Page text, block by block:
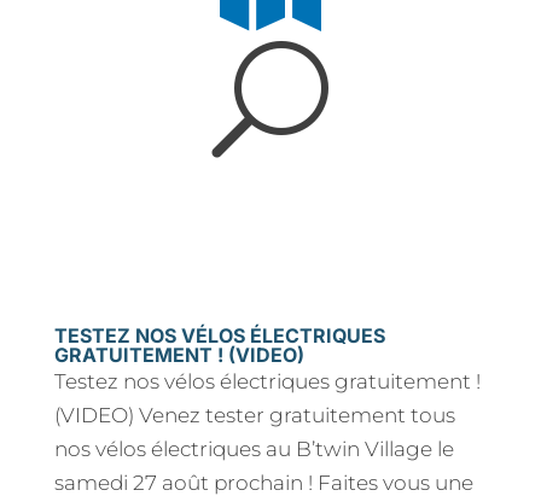
U
TESTEZ NOS VÉLOS ÉLECTRIQUES
GRATUITEMENT ! (VIDEO)
Testez nos vélos électriques gratuitement !
(VIDEO) Venez tester gratuitement tous
nos vélos électriques au B’twin Village le
samedi 27 août prochain ! Faites vous une